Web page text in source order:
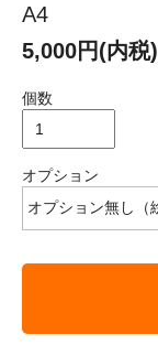
A4
5,000円(内税)
個数
オプション